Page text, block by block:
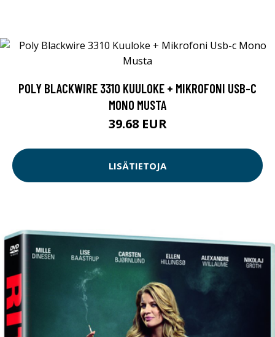
POLY BLACKWIRE 3310 KUULOKE + MIKROFONI USB-C
MONO MUSTA
39.68 EUR
LISÄTIETOJA